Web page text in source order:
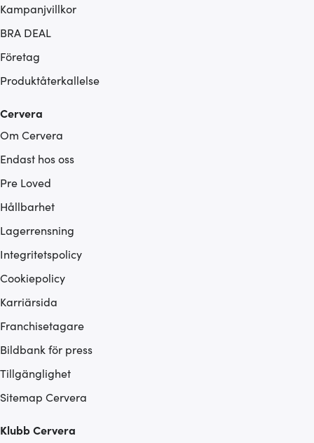
Kampanjvillkor
BRA DEAL
Företag
Produktåterkallelse
Cervera
Om Cervera
Endast hos oss
Pre Loved
Hållbarhet
Lagerrensning
Integritetspolicy
Cookiepolicy
Karriärsida
Franchisetagare
Bildbank för press
Tillgänglighet
Sitemap Cervera
Klubb Cervera